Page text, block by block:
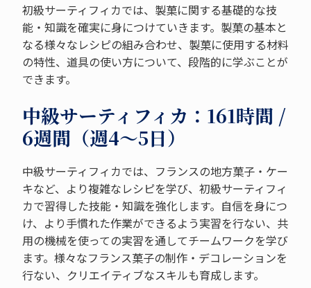
初級サーティフィカでは、製菓に関する基礎的な技
能・知識を確実に身につけていきます。製菓の基本と
なる様々なレシピの組み合わせ、製菓に使用する材料
の特性、道具の使い方について、段階的に学ぶことが
できます。
中級サーティフィカ：161時間 /
6週間（週4～5日）
中級サーティフィカでは、フランスの地方菓子・ケー
キなど、より複雑なレシピを学び、初級サーティフィ
カで習得した技能・知識を強化します。自信を身につ
け、より手慣れた作業ができるよう実習を行ない、共
用の機械を使っての実習を通してチームワークを学び
ます。様々なフランス菓子の制作・デコレーションを
行ない、クリエイティブなスキルも育成します。